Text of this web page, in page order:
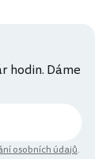
hodin. Dáme
osobních údajů.